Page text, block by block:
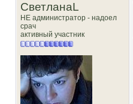
СветланаL
НЕ администратор - надоел
срач
активный участник